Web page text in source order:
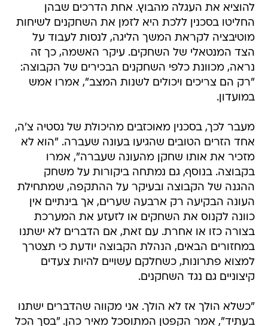
להוציא את העגלה מהבוץ. אחת הדרכים שבהן
החליטו בסכנין ללכת היא לזמן את השחקנים לשיחות
מוטיבציה לקראת המשך הליגה, לנסות לעבוד על
הצד המנטאלי של השחקים. עיקר האשמה, כך זה
נראה, מכוונת כלפי השחקנים הבכירים של הקבוצה:
"רק הם צריכים ויכולים לשנות המצב", אמרו אמש
במועדון.
מעבר לכך, בסכנין מאוכזבים מהיכולת של נסטיה צ'ה,
אחד הזרים הטובים שהגיעו בעונה שעברה. "הוא לא
מזכיר את אותו שחקן מהעונה שעברה", אמרו
בקבוצה. בנוסף, גם נמתחה ביקורות על משחק
ההגנה של הקבוצה ובעיקר על ההתקפה, שמתחילת
העונה הבקיעה רק ארבעה שערים, אך בינתיים אין
כוונה לקנוס את השחקים או לזעזע את המערכת
בצורה כזו או אחרת. עם זאת, אם הדברים לא ישתנו
במחזורים הבאים, הנהלת הקבוצה יודעת כי תצטרך
למצוא פתרונות, כשחלקם עשויים להיות צעדים
קיצוניים גם נגד השחקנים.
"כשלא הולך אז לא הולך. אני מקווה שהדברים ישתנו
בעתיד", אמר הקפטן המתוסכל מאיר כהן. "בסך הכל